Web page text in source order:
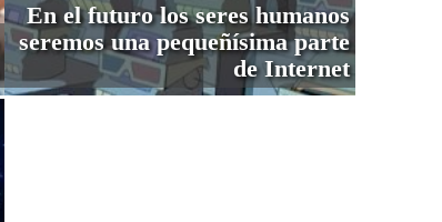
En el futuro los seres humanos
seremos una pequeñísima parte
de Internet